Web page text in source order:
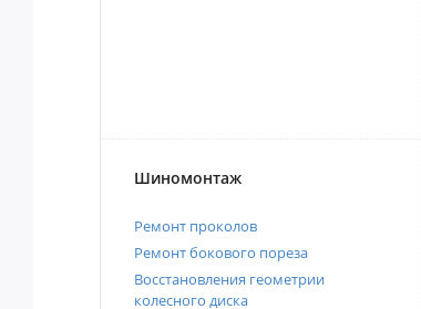
Шиномонтаж
Ремонт проколов
Ремонт бокового пореза
Восстановления геометрии
колесного диска